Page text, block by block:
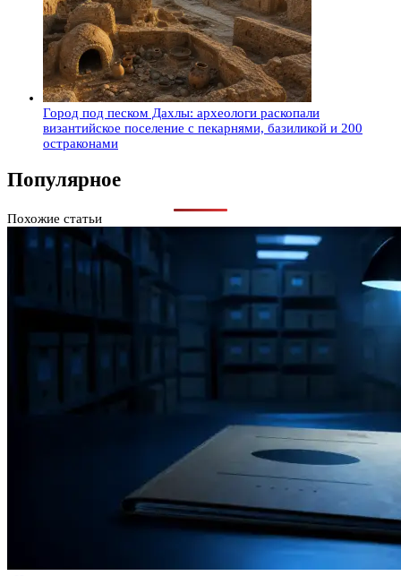
Город под песком Дахлы: археологи раскопали
византийское поселение с пекарнями, базиликой и 200
остраконами
Популярное
Похожие статьи